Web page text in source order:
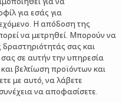
για εσάς για
Η απόδοση της
να μετρηθεί. Μπορούν να
σας και
σε αυτήν την υπηρεσία
βελτίωση προϊόντων και
με αυτό, να λάβετε
να αποφασίσετε.